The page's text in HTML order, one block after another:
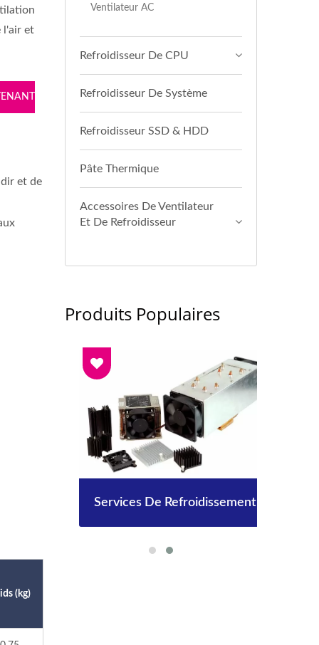
l'air et
et de
(kg)
Ventilateur AC
Refroidisseur De CPU
Refroidisseur De Système
Refroidisseur SSD & HDD
Pâte Thermique
Accessoires De Ventilateur
Et De Refroidisseur
Produits Populaires
Services De Refroidissement